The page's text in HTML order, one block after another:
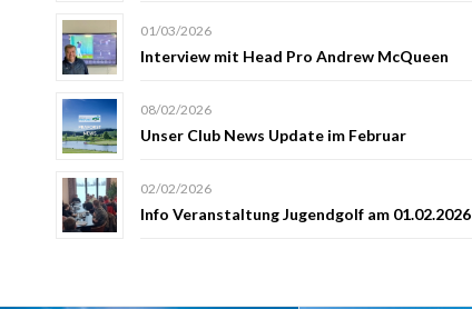
01/03/2026
Interview mit Head Pro Andrew McQueen
08/02/2026
Unser Club News Update im Februar
02/02/2026
Info Veranstaltung Jugendgolf am 01.02.2026